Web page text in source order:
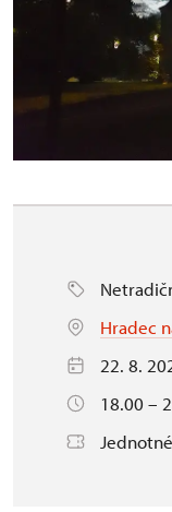
Hradec
22. 8.
18.00 –